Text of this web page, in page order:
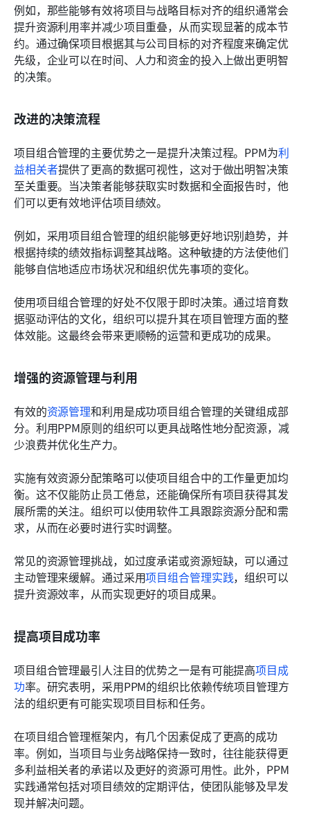
例如，那些能够有效将项目与战略目标对齐的组织通常会
提升资源利用率并减少项目重叠，从而实现显著的成本节
约。通过确保项目根据其与公司目标的对齐程度来确定优
先级，企业可以在时间、人力和资金的投入上做出更明智
的决策。
改进的决策流程
项目组合管理的主要优势之一是提升决策过程。PPM为利
益相关者提供了更高的数据可视性，这对于做出明智决策
至关重要。当决策者能够获取实时数据和全面报告时，他
们可以更有效地评估项目绩效。
例如，采用项目组合管理的组织能够更好地识别趋势，并
根据持续的绩效指标调整其战略。这种敏捷的方法使他们
能够自信地适应市场状况和组织优先事项的变化。
使用项目组合管理的好处不仅限于即时决策。通过培育数
据驱动评估的文化，组织可以提升其在项目管理方面的整
体效能。这最终会带来更顺畅的运营和更成功的成果。
增强的资源管理与利用
有效的资源管理和利用是成功项目组合管理的关键组成部
分。利用PPM原则的组织可以更具战略性地分配资源，减
少浪费并优化生产力。
实施有效资源分配策略可以使项目组合中的工作量更加均
衡。这不仅能防止员工倦怠，还能确保所有项目获得其发
展所需的关注。组织可以使用软件工具跟踪资源分配和需
求，从而在必要时进行实时调整。
常见的资源管理挑战，如过度承诺或资源短缺，可以通过
主动管理来缓解。通过采用项目组合管理实践，组织可以
提升资源效率，从而实现更好的项目成果。
提高项目成功率
项目组合管理最引人注目的优势之一是有可能提高项目成
功率。研究表明，采用PPM的组织比依赖传统项目管理方
法的组织更有可能实现项目目标和任务。
在项目组合管理框架内，有几个因素促成了更高的成功
率。例如，当项目与业务战略保持一致时，往往能获得更
多利益相关者的承诺以及更好的资源可用性。此外，PPM
实践通常包括对项目绩效的定期评估，使团队能够及早发
现并解决问题。